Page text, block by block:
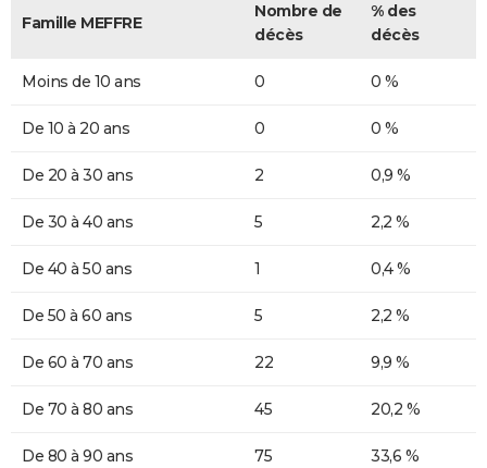
Famille MEFFRE
Nombre de
décès
% des
décès
Moins de 10 ans 0 0 %
De 10 à 20 ans 0 0 %
De 20 à 30 ans 2 0,9 %
De 30 à 40 ans 5 2,2 %
De 40 à 50 ans 1 0,4 %
De 50 à 60 ans 5 2,2 %
De 60 à 70 ans 22 9,9 %
De 70 à 80 ans 45 20,2 %
De 80 à 90 ans 75 33,6 %